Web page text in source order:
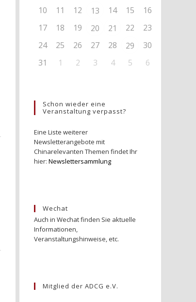
10
11 12 13 14 15
16
17
18 19 20 21 22
23
24
25 26 27 28 29
30
31
1 2 3 4 5 6
Schon wieder eine
Veranstaltung verpasst?
Eine Liste weiterer
Newsletterangebote mit
Chinarelevanten Themen findet Ihr
hier: Newslettersammlung
Wechat
Auch in Wechat finden Sie aktuelle
Informationen,
Veranstaltungshinweise, etc.
Mitglied der ADCG e.V.